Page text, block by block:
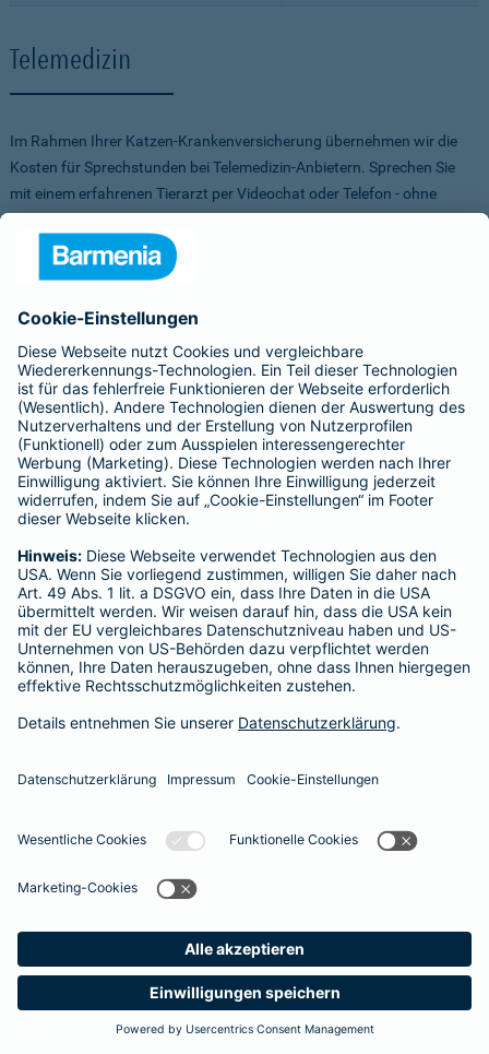
Suche Produkte
Barmenia
Telemedizin
Im Rahmen Ihrer Katzen-Krankenversicherung übernehmen wir die
Kosten für Sprechstunden bei Telemedizin-Anbietern. Sprechen Sie
mit einem erfahrenen Tierarzt per Videochat oder Telefon - ohne
Stress für Sie und Ihr Tier.
Um Ihnen die Auswahl der Anbieter zu erleichtern, haben wir vorab
Anbieter verglichen, getestet und Vorteile für Sie vereinbart. Sowohl
bei FirstVet als auch bei Pfotendoctor profitieren Sie von einer
Direktabrechnung. Die Kosten werden also direkt zwischen dem
Anbieter und uns abgerechnet.
Für mehr Infos zu den Anbietern klicken Sie auf die Logos.
365 Tage / 24 Stunden
365 Tage / 24 Stunden